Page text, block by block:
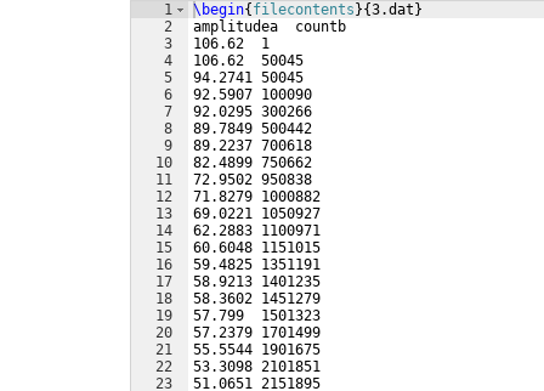
1
2
3
4
5
6
7
8
9
10
11
12
13
14
15
16
17
18
19
20
21
22
23
\begin{ filecontents }{3.dat }
amplitudea  countb
106.62  1
106.62  50045
94.2741 50045
92.5907 100090
92.0295 300266
89.7849 500442
89.2237 700618
82.4899 750662
72.9502 950838
71.8279 1000882
69.0221 1050927
62.2883 1100971
60.6048 1151015
59.4825 1351191
58.9213 1401235
58.3602 1451279
57.799  1501323
57.2379 1701499
55.5544 1901675
53.3098 2101851
51.0651 2151895